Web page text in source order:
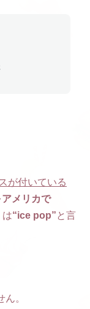
が付いている
アメリカで
は“ice pop” と言
。